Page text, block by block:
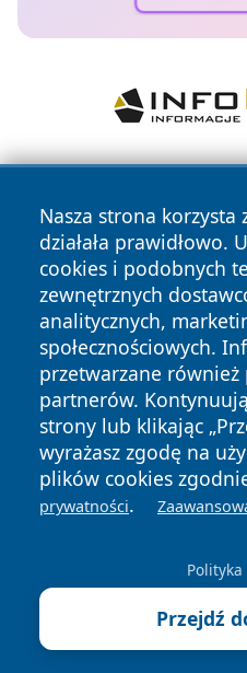
Nasza strona
działała prawidłowo.
cookies i podobnych
zewnętrznych
analitycznych,
społecznościowych.
przetwarzane również
partnerów.
strony lub klikając
wyrażasz zgodę na
plików cookies
prywatności.
Polityka
Przejdź
Copyright © 2026
zastrzeżone.
News Autorzy
Polityka